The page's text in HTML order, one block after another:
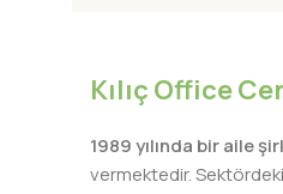
Kılıç Office
1989 yılında bir aile
vermektedir.